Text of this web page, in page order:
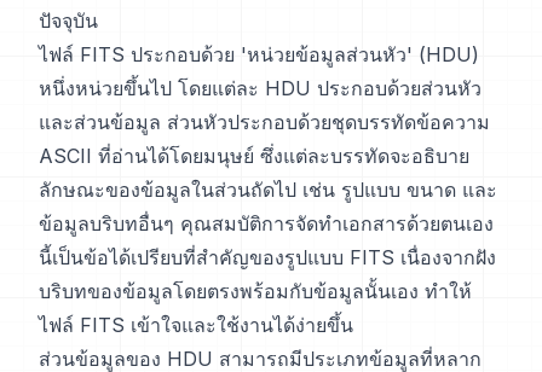
ปัจจุบัน
ไฟล์ FITS ประกอบด้วย 'หน่วยข้อมูลส่วนหัว' (HDU)
หนึ่งหน่วยขึ้นไป โดยแต่ละ HDU ประกอบด้วยส่วนหัว
และส่วนข้อมูล ส่วนหัวประกอบด้วยชุดบรรทัดข้อความ
ASCII ที่อ่านได้โดยมนุษย์ ซึ่งแต่ละบรรทัดจะอธิบาย
ลักษณะของข้อมูลในส่วนถัดไป เช่น รูปแบบ ขนาด และ
ข้อมูลบริบทอื่นๆ คุณสมบัติการจัดทำเอกสารด้วยตนเอง
นี้เป็นข้อได้เปรียบที่สำคัญของรูปแบบ FITS เนื่องจากฝัง
บริบทของข้อมูลโดยตรงพร้อมกับข้อมูลนั้นเอง ทำให้
ไฟล์ FITS เข้าใจและใช้งานได้ง่ายขึ้น
ส่วนข้อมูลของ HDU สามารถมีประเภทข้อมูลที่หลาก